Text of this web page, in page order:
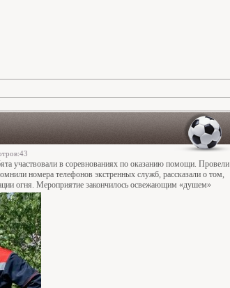
участвовали в соревнованиях по оказанию помощи. Провели
номера телефонов экстренных служб, рассказали о том,
огня. Мероприятие закончилось освежающим «душем»